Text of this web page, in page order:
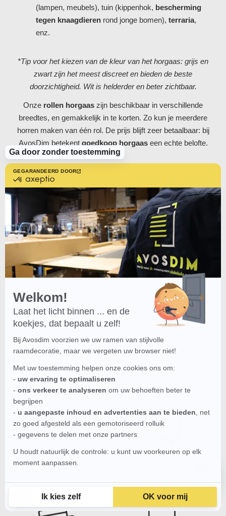
GEGARANDEERD DOOR
Meer
over
Axeptio
Welkom!
Laat het licht binnen ... en de
koekjes, dat bepaalt u zelf!
Bij Avosdim voorzien we uw ramen van stijlvolle
raamdecoratie, maar we vergeten uw browser niet!
Met uw toestemming helpen onze cookies ons om:
- uw ervaring te optimaliseren
- ons verkeer te analyseren om uw behoeften beter te
begrijpen
- u aangepaste inhoud en advertenties aan te bieden , net
zo goed afgesteld als een gemotoriseerd rolluik
- gegevens te delen met onze partners
U houdt natuurlijk de controle: u kunt uw voorkeuren op elk
moment aanpassen.
Ik kies zelf OK voor mij
Ga door zonder toestemming
(lampen, meubels), tuin (kippenhok, bescherming
tegen knaagdieren rond jonge bomen),terraria,
enz.
*Tip voor het kiezen van de kleur van het horgaas: grijs en
zwart zijn het meest discreet en bieden de beste
doorzichtigheid. Wit is helderder en beter zichtbaar.
Onze rollen horgaas zijn beschikbaar in verschillende
breedtes, en gemakkelijk in te korten. Zo kun je meerdere
horren maken van één rol. De prijs blijft zeer betaalbaar: bij
AvosDim betekent goedkoop horgaaseen echte belofte.
Reparatieonderdelen voor
horren
Reparatietape:een kant-en-klarezelfklevende
om een gescheurde hor snel te repareren.
Accessoires uit de AvosDim Luxe Hor-reeks:
rolhorrails te kort gesneden? We biedenmaatwerk
in alle kleuren. Ook eindstukken, veren,
borstelafdichtingen, handgrepen… alles om jouw hor
weer in perfecte staat te brengen.
Hulp nodig bij kiezen of repareren? Neem contact met ons
op voor persoonlijk advies. Bekijk ook onze hor-video’s en
tutorials, gedeeld door de community, opons YouTube-
kanaal
Franse expert in
Neem contact